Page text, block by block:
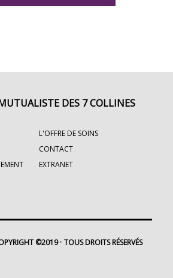
DES 7 COLLINES
L'OFFRE DE SOINS
CONTACT
EXTRANET
©2019 TOUS DROITS RÉSERVÉS